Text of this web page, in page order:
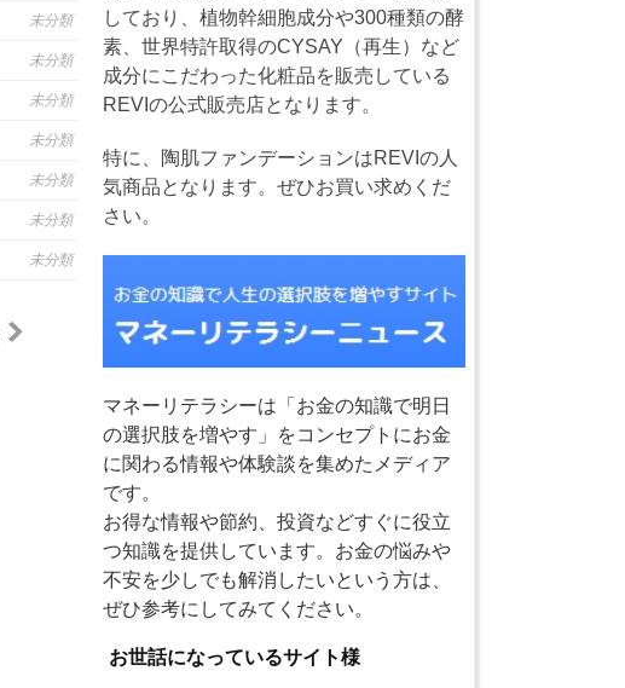
未分類
未分類
未分類
未分類
未分類
未分類
未分類
しており、植物幹細胞成分や300種類の酵
素、世界特許取得のCYSAY（再生）など
成分にこだわった化粧品を販売している
REVIの公式販売店となります。
特に、陶肌ファンデーションはREVIの人
気商品となります。ぜひお買い求めくだ
さい。
マネーリテラシーは「お金の知識で明日
の選択肢を増やす」をコンセプトにお金
に関わる情報や体験談を集めたメディア
です。
お得な情報や節約、投資などすぐに役立
つ知識を提供しています。お金の悩みや
不安を少しでも解消したいという方は、
ぜひ参考にしてみてください。
お世話になっているサイト様